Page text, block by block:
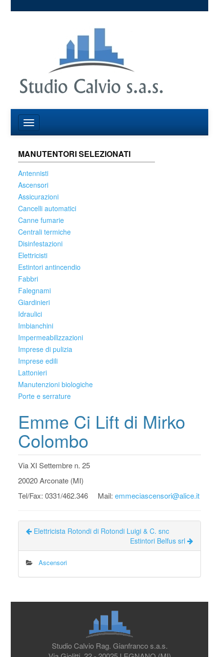
MANUTENTORI SELEZIONATI
Antennisti
Ascensori
Assicurazioni
Cancelli automatici
Canne fumarie
Centrali termiche
Disinfestazioni
Elettricisti
Estintori antincendio
Fabbri
Falegnami
Giardinieri
Idraulici
Imbianchini
Impermeabilizzazioni
Imprese di pulizia
Imprese edili
Lattonieri
Manutenzioni biologiche
Porte e serrature
Emme Ci Lift di Mirko
Colombo
Via XI Settembre n. 25
20020 Arconate (MI)
Tel/Fax: 0331/462.346 Mail:emmeciascensori@alice.it
Elettricista Rotondi di Rotondi Luigi & C. snc
Estintori Belfus srl
Ascensori
Studio Calvio Rag. Gianfranco s.a.s.